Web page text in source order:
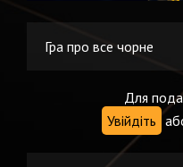
Гра про все чорне
Для
Увійдіть